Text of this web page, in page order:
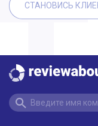
СТАНОВИСЬ